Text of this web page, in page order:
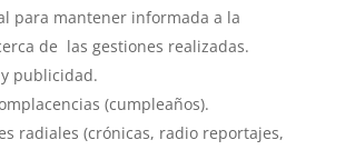
para mantener informada a la
de las gestiones realizadas.
publicidad.
(cumpleaños).
radiales (crónicas, radio reportajes,